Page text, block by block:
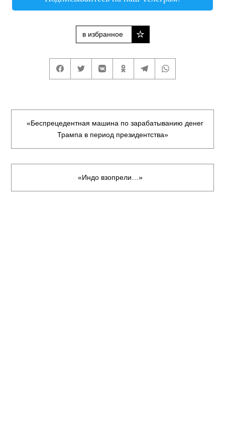
в избранное
«Беспрецедентная машина по зарабатыванию денег
Трампа в период президентства»
«Индо взопрели…»